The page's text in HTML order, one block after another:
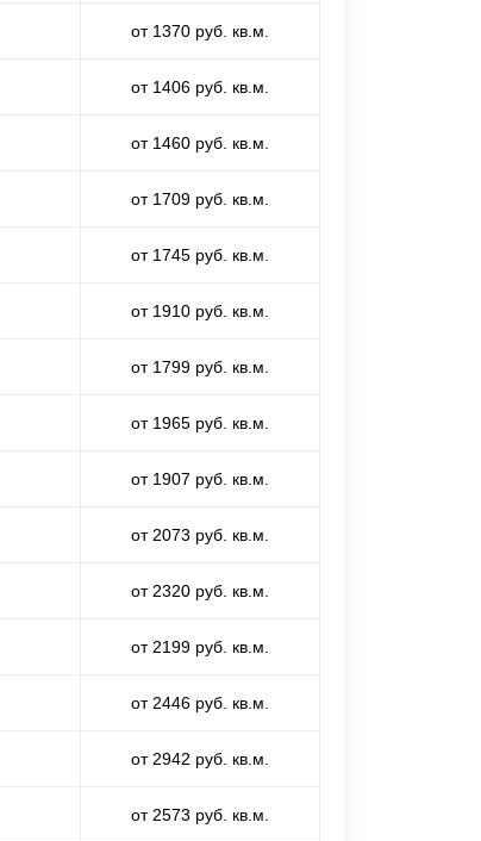
от 1370 руб. кв.м.
от 1406 руб. кв.м.
от 1460 руб. кв.м.
от 1709 руб. кв.м.
от 1745 руб. кв.м.
от 1910 руб. кв.м.
от 1799 руб. кв.м.
от 1965 руб. кв.м.
от 1907 руб. кв.м.
от 2073 руб. кв.м.
от 2320 руб. кв.м.
от 2199 руб. кв.м.
от 2446 руб. кв.м.
от 2942 руб. кв.м.
от 2573 руб. кв.м.